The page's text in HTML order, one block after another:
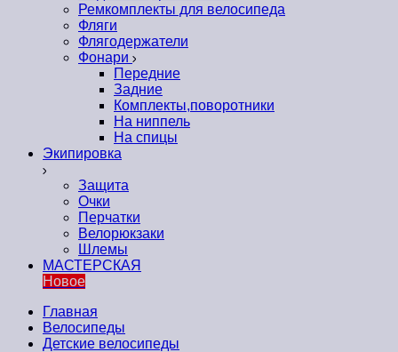
Ремкомплекты для велосипеда
Фляги
Флягодержатели
Фонари
Передние
Задние
Комплекты,поворотники
На ниппель
На спицы
Экипировка
Защита
Очки
Перчатки
Велорюкзаки
Шлемы
МАСТЕРСКАЯ
Новое
Главная
Велосипеды
Детские велосипеды